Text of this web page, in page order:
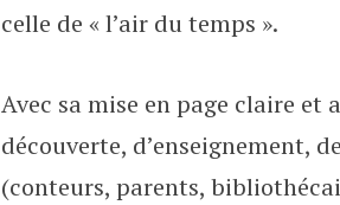
celle de « l’air du temps ».
Avec sa mise en page claire et
découverte, d’enseignement,
(conteurs, parents,